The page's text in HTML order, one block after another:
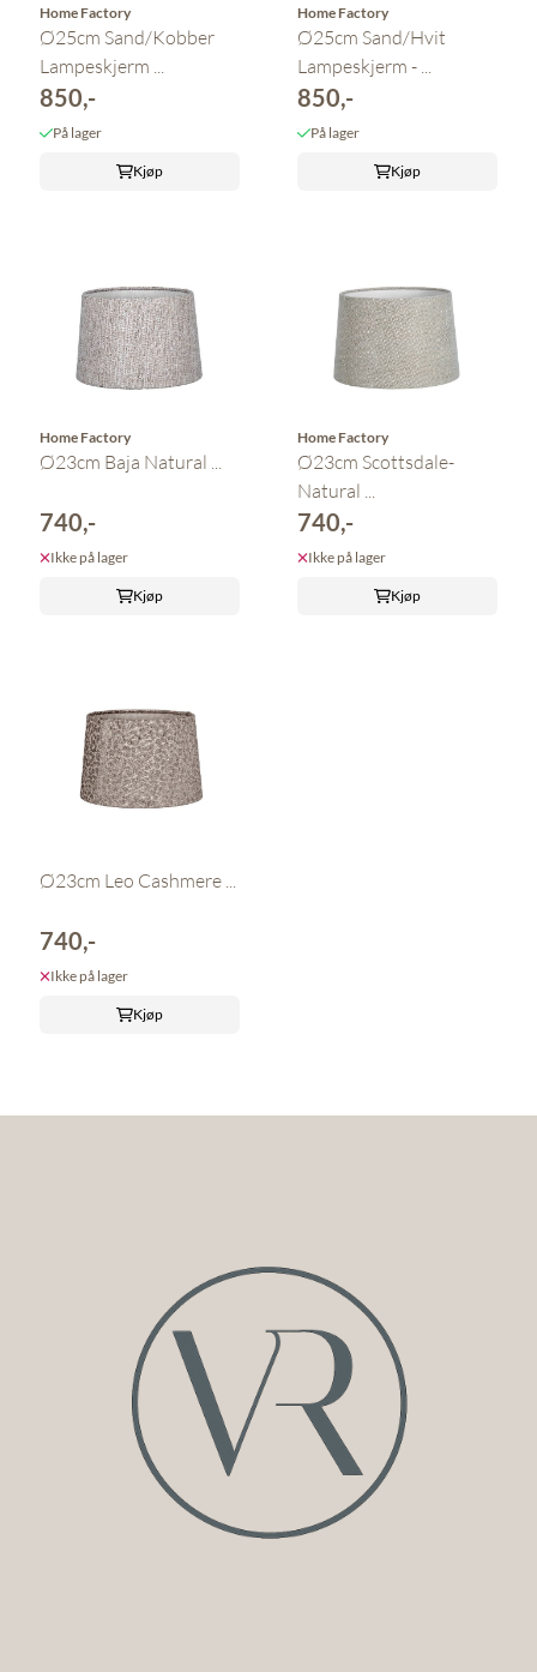
Home Factory
Ø25cm Sand/Kobber
Lampeskjerm ...
850,-
På lager
Kjøp
Home Factory
Ø25cm Sand/Hvit
Lampeskjerm - ...
850,-
På lager
Kjøp
Home Factory
Ø23cm Baja Natural ...
740,-
Ikke på lager
Kjøp
Home Factory
Ø23cm Scottsdale-
Natural ...
740,-
Ikke på lager
Kjøp
Ø23cm Leo Cashmere ...
740,-
Ikke på lager
Kjøp